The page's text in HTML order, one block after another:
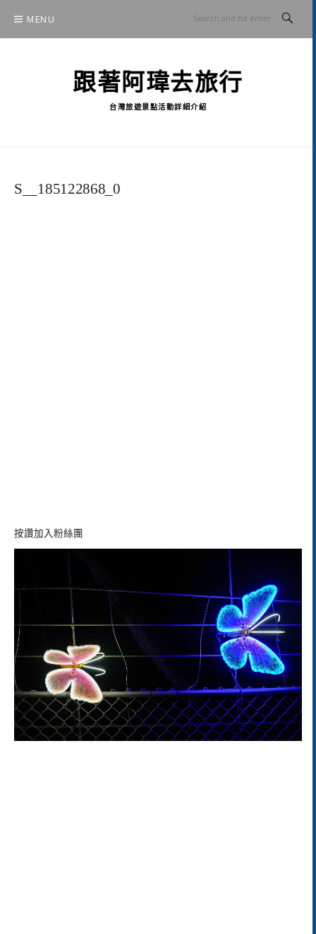
content
MENU
跟著阿瑋去旅行
台灣旅遊景點活動詳細介紹
S__185122868_0
按讚加入粉絲團